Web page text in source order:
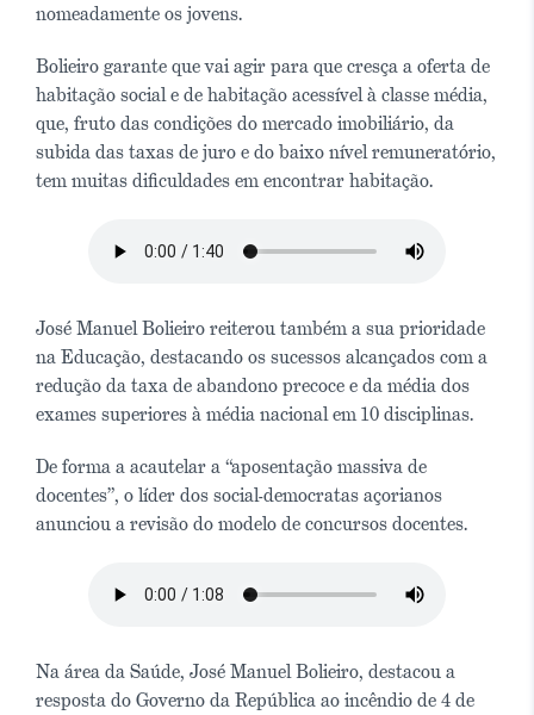
nomeadamente os jovens.
Bolieiro garante que vai agir para que cresça a oferta de
habitação social e de habitação acessível à classe média,
que, fruto das condições do mercado imobiliário, da
subida das taxas de juro e do baixo nível remuneratório,
tem muitas dificuldades em encontrar habitação.
José Manuel Bolieiro reiterou também a sua prioridade
na Educação, destacando os sucessos alcançados com a
redução da taxa de abandono precoce e da média dos
exames superiores à média nacional em 10 disciplinas.
De forma a acautelar a “aposentação massiva de
docentes”, o líder dos social-democratas açorianos
anunciou a revisão do modelo de concursos docentes.
Na área da Saúde, José Manuel Bolieiro, destacou a
resposta do Governo da República ao incêndio de 4 de